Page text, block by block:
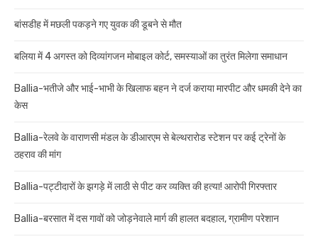
बांसडीह में मछली पकड़ने गए युवक की डूबने से मौत
बलिया में 4 अगस्त को दिव्यांगजन मोबाइल कोर्ट, समस्याओं का तुरंत मिलेगा समाधान
Ballia-भतीजे और भाई-भाभी के खिलाफ बहन ने दर्ज कराया मारपीट और धमकी देने का
केस
Ballia-रेलवे के वाराणसी मंडल के डीआरएम से बेल्थरारोड स्टेशन पर कई ट्रेनों के
ठहराव की मांग
Ballia-पट्टीदारों के झगड़े में लाठी से पीट कर व्यक्ति की हत्या! आरोपी गिरफ्तार
Ballia-बरसात में दस गावों को जोड़नेवाले मार्ग की हालत बदहाल, ग्रामीण परेशान